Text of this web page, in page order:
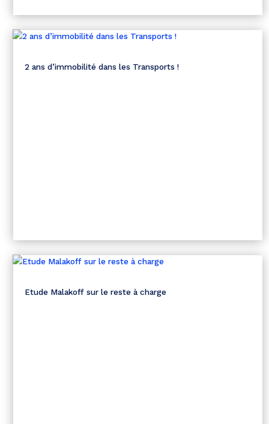
2 ans d’immobilité dans les Transports !
Etude Malakoff sur le reste à charge